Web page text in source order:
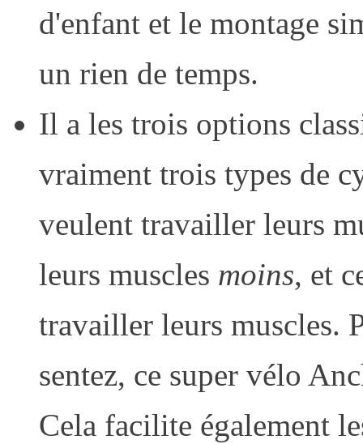
d'enfant et le montage
un rien de temps.
Il a les trois options
vraiment trois types de
veulent travailler leurs
leurs muscles moins, et
travailler leurs muscles.
sentez, ce super vélo
Cela facilite également